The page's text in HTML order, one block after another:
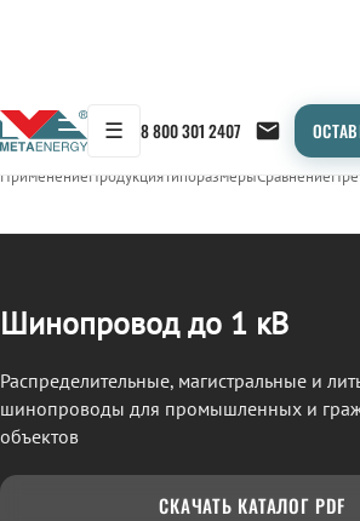
☰ 8 800 301 2407
← Продукция/ШИНОПРОВОД
ПрименениеПродукцияТипоразмерыСравнение
Шинопровод до 1 кВ
Распределительные, магистральные и
шинопроводы для промышленных и
объектов
СКАЧАТЬ КАТАЛОГ PDF